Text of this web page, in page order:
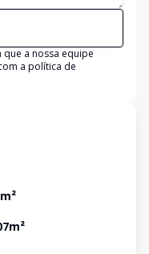
a nossa equipe
a política de
m²
m²